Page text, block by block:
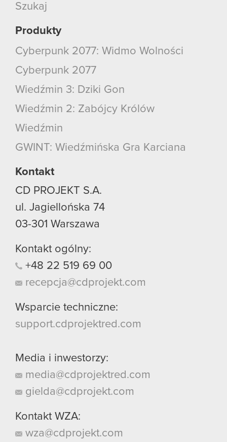
Szukaj
Produkty
Cyberpunk 2077: Widmo Wolności
Cyberpunk 2077
Wiedźmin 3: Dziki Gon
Wiedźmin 2: Zabójcy Królów
Wiedźmin
GWINT: Wiedźmińska Gra Karciana
Kontakt
CD PROJEKT S.A.
ul. Jagiellońska 74
03-301 Warszawa
Kontakt ogólny:
+48 22 519 69 00
recepcja@cdprojekt.com
Wsparcie techniczne:
support.cdprojektred.com
Media i inwestorzy:
media@cdprojektred.com
gielda@cdprojekt.com
Kontakt WZA:
wza@cdprojekt.com